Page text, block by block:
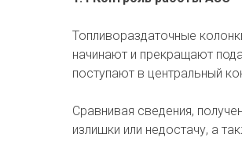
Топливораздаточные
начинают и прекращают
поступают в центральный
Сравнивая сведения,
излишки или недостачу, а